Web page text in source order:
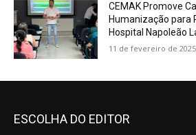
CEMAK Promove
Humanização para
Hospital Napoleão
11 de fevereiro de 2025
ESCOLHA DO EDITOR